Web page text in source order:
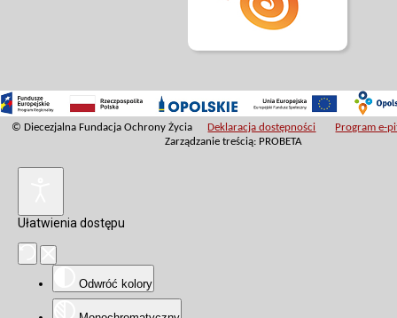
© Diecezjalna Fundacja Ochrony Życia Deklaracja dostępności
Program e-
Zarządzanie treścią: PROBETA
Ułatwienia dostępu
Odwróć kolory